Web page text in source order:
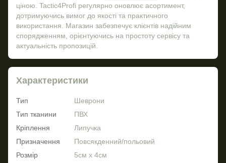
ціною. Tactic4Profi регулярно оновлює асортимент,
дотримуючись вимог до якості та практичного
використання. Магазин забезпечує клієнтів надійним
спорядженням, орієнтуючись на простоту сервісу та
актуальність пропозицій.
Характеристики
Тип
Шеврони
Тип тканини
ПВХ
Кріплення
Липучка
Призначення
Повсякденний/польовий
Розмір
5см х 4см